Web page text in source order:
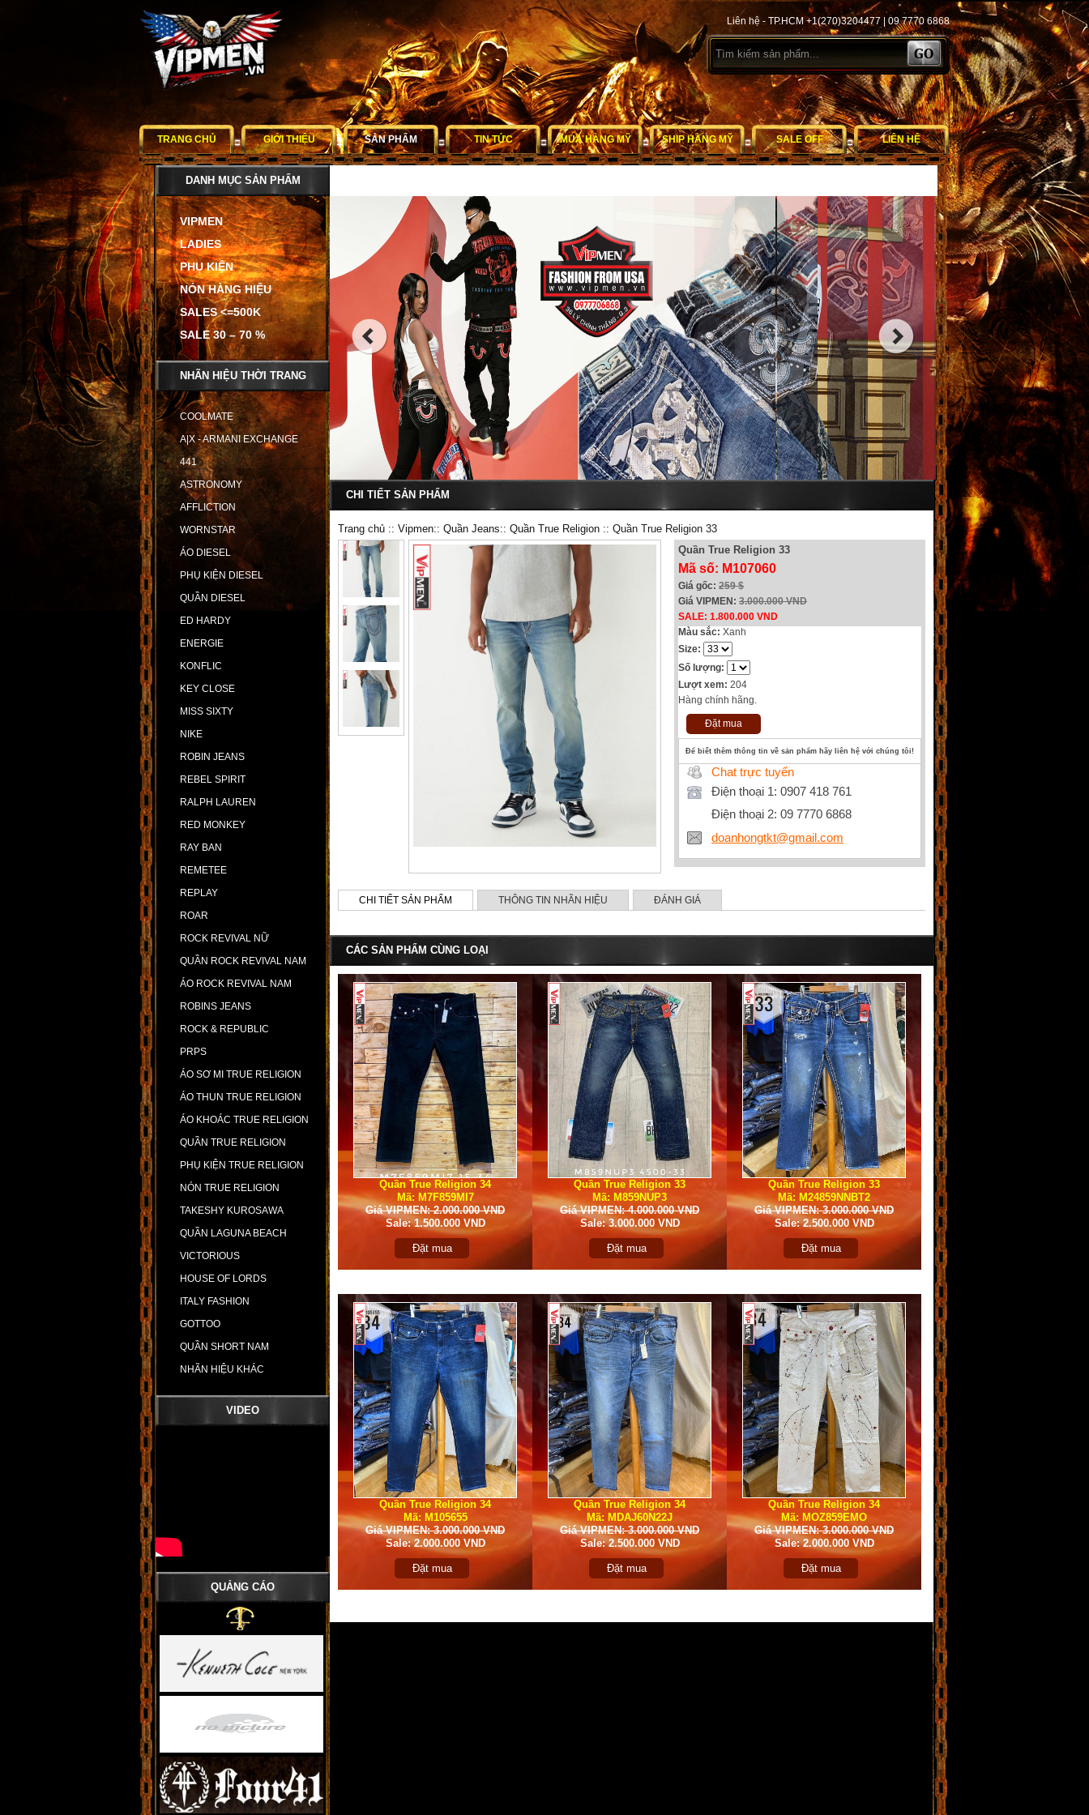
Liên hệ - TP.HCM +1(270)3204477 | 09 7770 6868
TRANG CHỦ GIỚI THIỆU SẢN PHẨM TIN TỨC MUA HÀNG MỸ SHIP HÀNG MỸ SALE OFF LIÊN HỆ
DANH MỤC SẢN PHẨM
VIPMEN
LADIES
PHỤ KIỆN
NÓN HÀNG HIỆU
SALES <=500K
SALE 30 – 70 %
NHÃN HIỆU THỜI TRANG
COOLMATE
A|X - ARMANI EXCHANGE
441
ASTRONOMY
AFFLICTION
WORNSTAR
ÁO DIESEL
PHỤ KIỆN DIESEL
QUẦN DIESEL
ED HARDY
ENERGIE
KONFLIC
KEY CLOSE
MISS SIXTY
NIKE
ROBIN JEANS
REBEL SPIRIT
RALPH LAUREN
RED MONKEY
RAY BAN
REMETEE
REPLAY
ROAR
ROCK REVIVAL NỮ
QUẦN ROCK REVIVAL NAM
ÁO ROCK REVIVAL NAM
ROBINS JEANS
ROCK & REPUBLIC
PRPS
ÁO SƠ MI TRUE RELIGION
ÁO THUN TRUE RELIGION
ÁO KHOÁC TRUE RELIGION
QUẦN TRUE RELIGION
PHỤ KIỆN TRUE RELIGION
NÓN TRUE RELIGION
TAKESHY KUROSAWA
QUẦN LAGUNA BEACH
VICTORIOUS
HOUSE OF LORDS
ITALY FASHION
GOTTOO
QUẦN SHORT NAM
NHÃN HIỆU KHÁC
VIDEO
QUẢNG CÁO
CHI TIẾT SẢN PHẨM
Trang chủ :: Vipmen:: Quần Jeans:: Quần True Religion :: Quần True Religion 33
Quần True Religion 33
Mã số: M107060
Giá gốc: 259 $
Giá VIPMEN: 3.000.000 VND
SALE: 1.800.000 VND
Màu sắc: Xanh
Size:
Số lượng:
Lượt xem: 204
Hàng chính hãng.
Đặt mua
Để biết thêm thông tin về sản phẩm hãy liên hệ với chúng tôi!
Chat trực tuyến
Điện thoại 1: 0907 418 761
Điện thoại 2: 09 7770 6868
doanhongtkt@gmail.com
CHI TIẾT SẢN PHẨM THÔNG TIN NHÃN HIỆU ĐÁNH GIÁ
CÁC SẢN PHẨM CÙNG LOẠI
Quần True Religion 34
Mã: M7F859MI7
Giá VIPMEN: 2.000.000 VND
Sale: 1.500.000 VND
Đặt mua
Quần True Religion 33
Mã: M859NUP3
Giá VIPMEN: 4.000.000 VND
Sale: 3.000.000 VND
Đặt mua
Quần True Religion 33
Mã: M24859NNBT2
Giá VIPMEN: 3.000.000 VND
Sale: 2.500.000 VND
Đặt mua
Quần True Religion 34
Mã: M105655
Giá VIPMEN: 3.000.000 VND
Sale: 2.000.000 VND
Đặt mua
Quần True Religion 34
Mã: MDAJ60N22J
Giá VIPMEN: 3.000.000 VND
Sale: 2.500.000 VND
Đặt mua
Quần True Religion 34
Mã: MOZ859EMO
Giá VIPMEN: 3.000.000 VND
Sale: 2.000.000 VND
Đặt mua